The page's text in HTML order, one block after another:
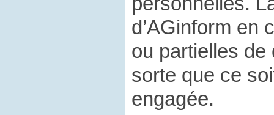
d’AGinform en
ou partielles de
sorte que ce
engagée.